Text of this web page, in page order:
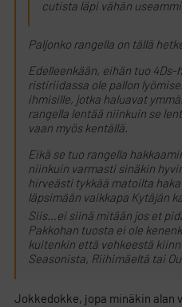
cutista läpi vähän
Paljonko rangella on tällä
Edelleenkään, eihän tuo 4Ds-
ristiriidassa ole pallon
ihmisille, jotka haluavat
rangella lentää niinkuin se
vaan myös kentällä.
Eikä se tuo rangella
niinkuin varmasti sinäkin
hirveästi tykkää matoilta
läpsimään vaikkapa Kytäjän
Siis…ei siinä mitään jos et
Pakkohan tuosta ei ole
kuitenkin että vehkeestä
Seasonista, Riihimäeltä tai
Jokkedokke, jopa minäkin alan